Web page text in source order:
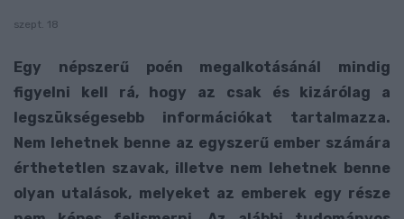
szept. 18
Egy népszerű poén megalkotásánál mindig
figyelni kell rá, hogy az csak és kizárólag a
legszükségesebb információkat tartalmazza.
Nem lehetnek benne az egyszerű ember számára
érthetetlen szavak, illetve nem lehetnek benne
olyan utalások, melyeket az emberek egy része